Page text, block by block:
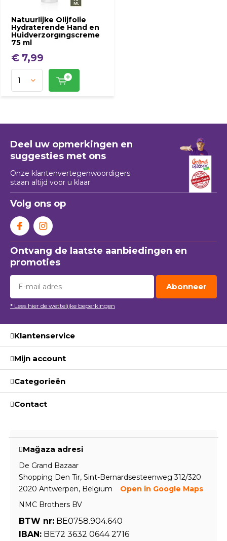
Natuurlijke Olijfolie
Hydraterende Hand en
Huidverzorgıngscreme
75 ml
€ 7,99
Deel uw opmerkingen en
suggesties met ons
Onze klantenvertegenwoordigers
staan ​​altijd voor u klaar
Volg ons op
Ontvang de laatste aanbiedingen en
promoties
Abonneer
* Lees hier de wettelijke beperkingen
Klantenservice
Mijn account
Categorieën
Contact
Mağaza adresi
De Grand Bazaar
Shopping Den Tir, Sint-Bernardsesteenweg 312/320
2020 Antwerpen, Belgium
Open in Google Maps
NMC Brothers BV
BTW nr: BE0758.904.640
IBAN: BE72 3632 0644 2716